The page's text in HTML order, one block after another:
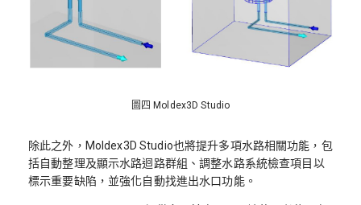
圖四 Moldex3D Studio
除此之外，Moldex3D Studio也將提升多項水路相關功能，包
括自動整理及顯示水路迴路群組、調整水路系統檢查項目以
標示重要缺陷，並強化自動找進出水口功能。